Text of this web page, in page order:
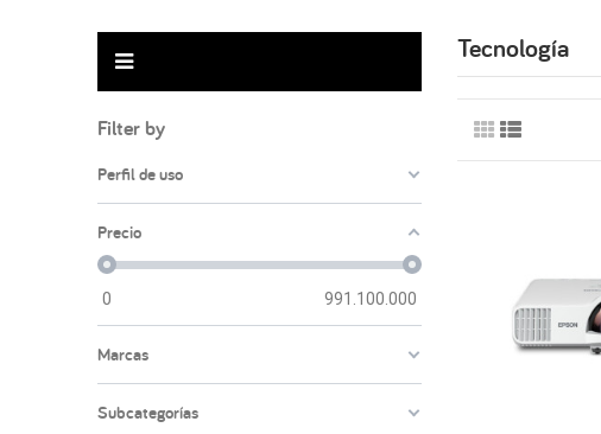
Tecnología
Filter by
Perfil de uso
Precio
0 991.100.000
Marcas
Subcategorías